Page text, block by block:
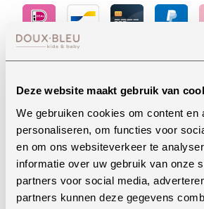
Deze website maakt gebruik van
We gebruiken cookies om content en
personaliseren, om functies voor
en om ons websiteverkeer te
informatie over uw gebruik van onze
partners voor social media,
partners kunnen deze gegevens
Whatsapp